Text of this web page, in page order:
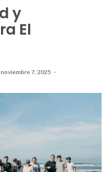
y
El
noviembre 7, 2025